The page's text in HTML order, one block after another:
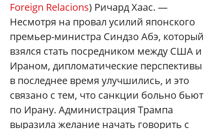
Foreign Relacions) Ричард Хаас. —
Несмотря на провал усилий японского
премьер-министра Синдзо Абэ, который
взялся стать посредником между США и
Ираном, дипломатические перспективы
в последнее время улучшились, и это
связано с тем, что санкции больно бьют
по Ирану. Администрация Трампа
выразила желание начать говорить с